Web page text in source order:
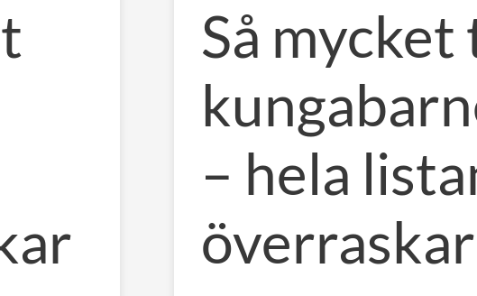
Så
– hela
överraskar